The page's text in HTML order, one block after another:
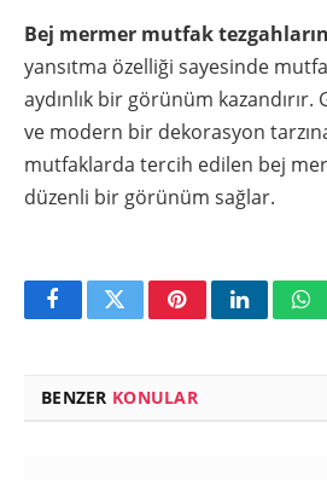
Bej mermer mutfak
yansıtma özelliği sayesinde
aydınlık bir görünüm
ve modern bir dekorasyon
mutfaklarda tercih edilen bej
düzenli bir görünüm sağlar.
FacebookTwitterPinterestLinkedIn
BENZER KONULAR